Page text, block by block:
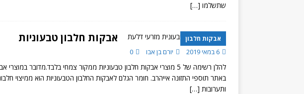
שתשלמו […]
אבקות חלבון אבקות חלבון טבעוניות
6 במאי 2019 יורם בן אבו 0
להלן רשימה של 5 מוצרי אבקות חלבון טבעוניות ממקור צמחי בלבד.מדובר
באתר תוספי התזונה אייהרב. חומר הגלם לאבקות החלבון הטבעוניות הוא ממיצוי
ותערובות […]